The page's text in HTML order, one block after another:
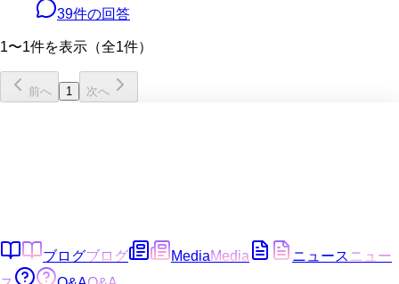
39件の回答
1〜1件を表示（全1件）
前へ 1 次へ
ブログブログ MediaMedia ニュース ニュー